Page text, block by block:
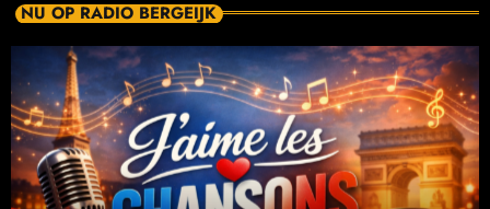
NU OP RADIO BERGEIJK